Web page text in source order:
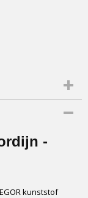
-
kunststof